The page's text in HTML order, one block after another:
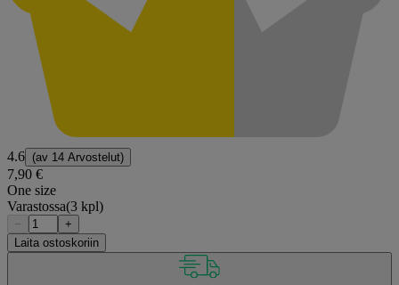
4.6 (av 14 Arvostelut)
7,90 €
One size
Varastossa(3 kpl)
−
+
Laita ostoskoriin